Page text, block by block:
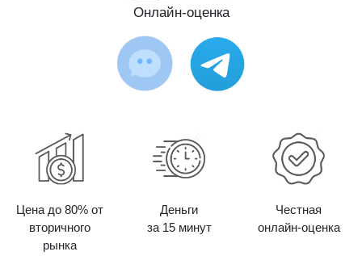
Онлайн-оценка
Цена до 80% от
вторичного
рынка
Деньги
за 15 минут
Честная
онлайн-оценка